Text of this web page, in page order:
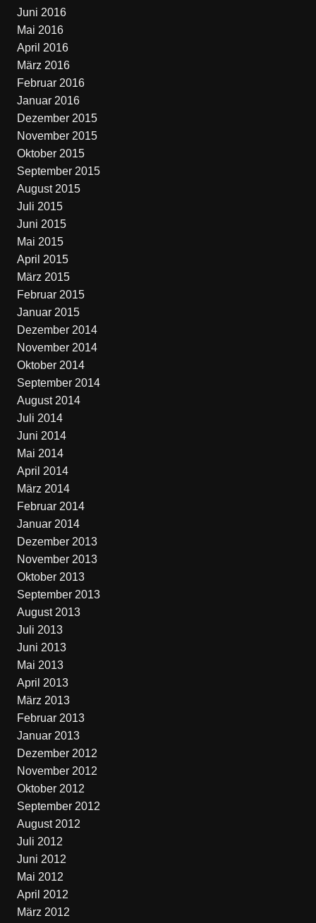
Juni 2016
Mai 2016
April 2016
März 2016
Februar 2016
Januar 2016
Dezember 2015
November 2015
Oktober 2015
September 2015
August 2015
Juli 2015
Juni 2015
Mai 2015
April 2015
März 2015
Februar 2015
Januar 2015
Dezember 2014
November 2014
Oktober 2014
September 2014
August 2014
Juli 2014
Juni 2014
Mai 2014
April 2014
März 2014
Februar 2014
Januar 2014
Dezember 2013
November 2013
Oktober 2013
September 2013
August 2013
Juli 2013
Juni 2013
Mai 2013
April 2013
März 2013
Februar 2013
Januar 2013
Dezember 2012
November 2012
Oktober 2012
September 2012
August 2012
Juli 2012
Juni 2012
Mai 2012
April 2012
März 2012